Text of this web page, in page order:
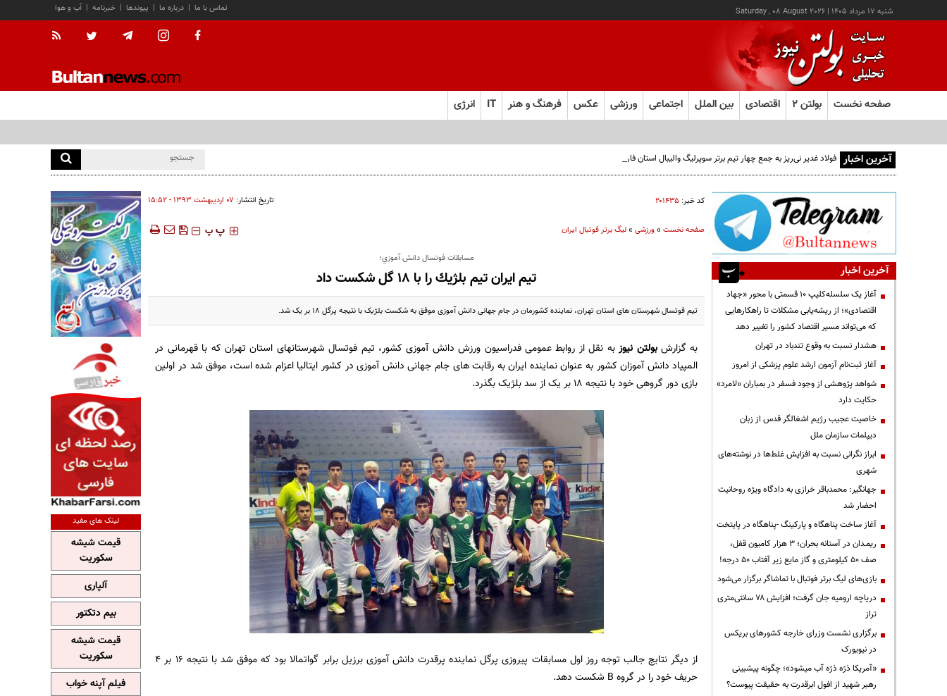
شنبه ۱۷ مرداد ۱۴۰۵ |
Saturday , 08 August 2026 آب و هوا | خبرنامه | پیوندها | درباره ما | تماس با ما
صفحه نخست بولتن ۲ اقتصادی بین الملل اجتماعی ورزشی عکس فرهنگ و هنر IT انرژی
آخرین اخبار فولاد غدیر نی‌ریز به جمع چهار تیم برتر سوپرلیگ والیبال استان فارس صعود کرد
کد خبر: ۲۰۱۴۳۵ تاریخ انتشار: ۰۷ ارديبهشت ۱۳۹۳ - ۱۵:۵۲
صفحه نخست»ورزشی»لیگ برتر فوتبال ایران ‍‍‍ پ پ
مسابقات فوتسال دانش آموزي؛
تيم ايران تيم بلژيك را با 18 گل شکست داد
تیم فوتسال شهرستان های استان تهران، نماینده کشورمان در جام جهانی دانش آموزی موفق به شکست بلژیک با نتیجه پرگل 18 بر یک شد.
به گزارشبولتن نیوزبه نقل از روابط عمومی فدراسیون ورزش دانش آموزی کشور، تیم فوتسال شهرستانهای استان تهران که با قهرمانی در
المپیاد دانش آموزان کشور به عنوان نماینده ایران به رقابت های جام جهانی دانش آموزی در کشور ایتالیا اعزام شده است، موفق شد در اولین
بازی دور گروهی خود با نتیجه 18 بر یک از سد بلژیک بگذرد.
از دیگر نتایج جالب توجه روز اول مسابقات پیروزی پرگل نماینده پرقدرت دانش آموزی برزیل برابر گواتمالا بود که موفق شد با نتیجه 16 بر 4
حریف خود را در گروه B شکست دهد.
آخرین اخبار
آغاز یک سلسله‌کلیپ ۱۰ قسمتی با محور «جهاد
اقتصادی»؛ از ریشه‌یابی مشکلات تا راهکارهایی
که می‌تواند مسیر اقتصاد کشور را تغییر دهد
هشدار نسبت به وقوع تندباد در تهران
آغاز ثبت‌نام آزمون ارشد علوم پزشکی از امروز
شواهد پژوهشی از وجود فسفر در بمباران «لامرد»
حکایت دارد
خاصیت عجیب رژیم اشغالگر قدس از زبان
دیپلمات سازمان ملل
ابراز نگرانی نسبت به افزایش غلط‌ها در نوشته‌های
شهری
جهانگیر: محمدباقر خرازی به دادگاه ویژه روحانیت
احضار شد
آغاز ساخت پناهگاه و پارکینگ -پناهگاه در پایتخت
ریمـدان در آستانه بحران؛ ۳ هزار کامیون قفل،
صف ۵۰ کیلومتری و گاز مایع زیر آفتاب ۵۰ درجه!
بازی‌های لیگ برتر فوتبال با تماشاگر برگزار می‌شود
دریاچه ارومیه جان گرفت؛ افزایش ۷۸ سانتی‌متری
تراز
برگزاری نشست وزرای خارجه کشورهای بریکس
در نیویورک
«آمریکا ذرّه ذرّه آب میشود»؛ چگونه پیشبینی
رهبر شهید از افول ابرقدرت به حقیقت پیوست؟
لینک های مفید
قیمت شیشه
سکوریت
آلپاری
بیم دتکتور
قیمت شیشه
سکوریت
فیلم آپنه خواب